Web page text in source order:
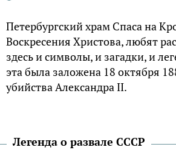
Петербургский храм Спаса на
Воскресения Христова, любят
здесь и символы, и загадки, и
эта была заложена 18 октября
убийства Александра ІІ.
Легенда о развале СССР